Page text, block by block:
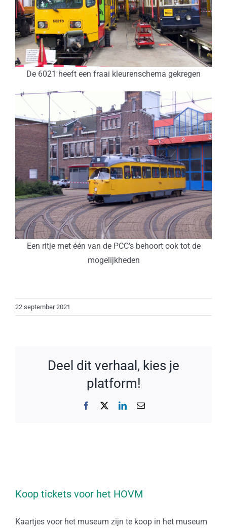
De 6021 heeft een fraai kleurenschema gekregen
Een ritje met één van de PCC’s behoort ook tot de
mogelijkheden
22 september 2021
Deel dit verhaal, kies je
platform!
Facebook LinkedIn
E-
Koop tickets voor het HOVM
Kaartjes voor het museum zijn te koop in het museum